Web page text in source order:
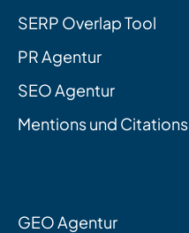
SERP Overlap Tool
PR Agentur
SEO Agentur
Mentions und Citations
GEO Agentur